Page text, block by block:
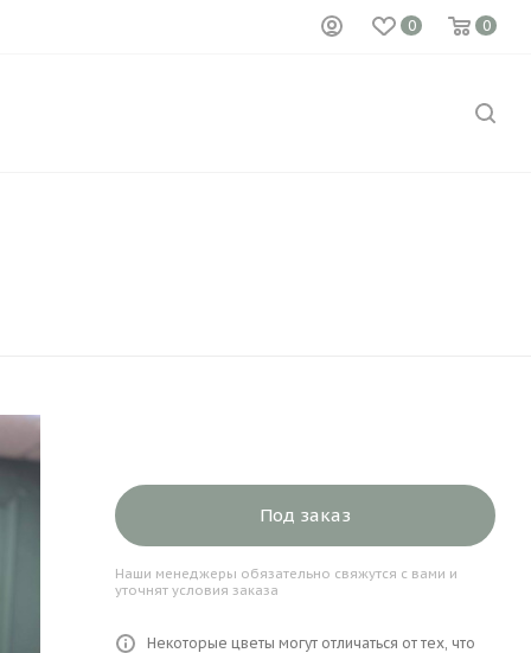
0 0
Под заказ
Наши менеджеры обязательно свяжутся с вами и
уточнят условия заказа
Некоторые цветы могут отличаться от тех, что